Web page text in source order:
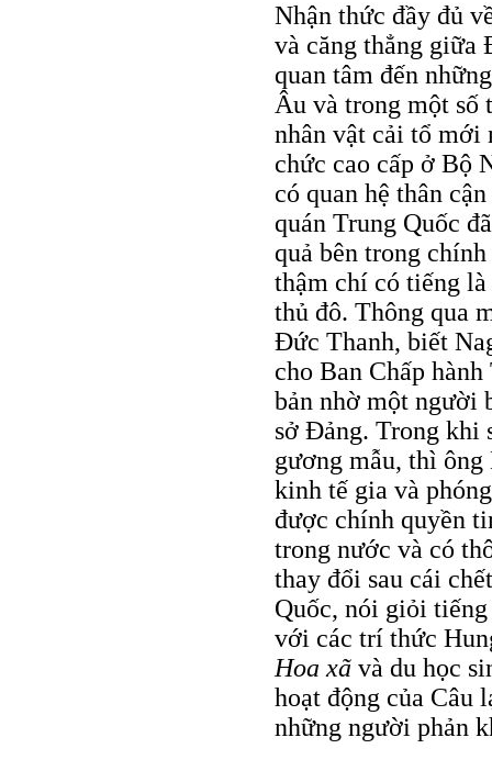
Nhận thức đầy đủ
và căng thẳng giữa
quan tâm đến
Âu và trong một số
nhân vật cải tổ mới
chức cao cấp ở Bộ
có quan hệ thân
quán Trung Quốc
quả bên trong
thậm chí có tiếng
thủ đô. Thông qua
Đức Thanh, biết
cho Ban Chấp
bản nhờ một người
sở Đảng. Trong khi
gương mẫu, thì ông
kinh tế gia và
được chính quyền
trong nước và có
thay đổi sau cái
Quốc, nói giỏi
với các trí thức
Hoa xã và du học
hoạt động của Câu
những người phản